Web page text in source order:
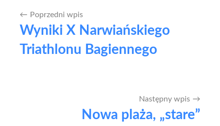
Nawigacja
wpisu
Poprzedni wpis
Wyniki X Narwiańskiego
Triathlonu Bagiennego
Następny wpis
Nowa plaża, „stare”